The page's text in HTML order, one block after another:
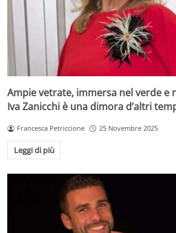
Ampie vetrate, immersa nel verde e
Iva Zanicchi è una dimora d’altri
Francesca Petriccione 25 Novembre 2025
Leggi di più